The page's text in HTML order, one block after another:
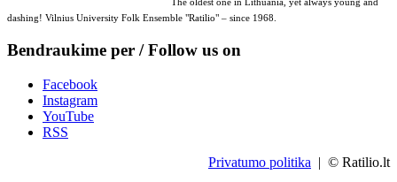
dashing! Vilnius University Folk Ensemble "Ratilio" – since 1968.
Bendraukime per / Follow us on
Facebook
Instagram
YouTube
RSS
Privatumo politika | © Ratilio.lt